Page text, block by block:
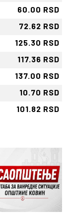
60.00 RSD
72.62 RSD
125.30 RSD
117.36 RSD
137.00 RSD
10.70 RSD
101.82 RSD